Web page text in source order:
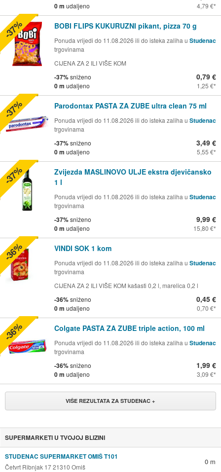
0 m udaljeno 4,79 €
BOBI FLIPS KUKURUZNI pikant, pizza 70 g
Ponuda vrijedi do 11.08.2026 ili do isteka zaliha u Studenac
trgovinama
CIJENA ZA 2 ILI VIŠE KOM
-37%sniženo
0 m udaljeno
0,79 €
1,25 €
-37%
Parodontax PASTA ZA ZUBE ultra clean 75 ml
Ponuda vrijedi do 11.08.2026 ili do isteka zaliha u Studenac
trgovinama
-37%sniženo
0 m udaljeno
3,49 €
5,55 €
-37%
Zvijezda MASLINOVO ULJE ekstra djevičansko
1 l
Ponuda vrijedi do 11.08.2026 ili do isteka zaliha u Studenac
trgovinama
-37%sniženo
0 m udaljeno
9,99 €
15,80 €
-37%
VINDI SOK 1 kom
Ponuda vrijedi do 11.08.2026 ili do isteka zaliha u Studenac
trgovinama
CIJENA ZA 2 ILI VIŠE KOM kašasti 0,2 l, marelica 0,2 l
-36%sniženo
0 m udaljeno
0,45 €
0,70 €
-36%
Colgate PASTA ZA ZUBE triple action, 100 ml
Ponuda vrijedi do 11.08.2026 ili do isteka zaliha u Studenac
trgovinama
-36%sniženo
0 m udaljeno
1,99 €
3,09 €
-36%
VIŠE REZULTATA ZA STUDENAC +
SUPERMARKETI U TVOJOJ BLIZINI
STUDENAC SUPERMARKET OMIŠ T101
Četvrt Ribnjak 17 21310 Omiš
0 m